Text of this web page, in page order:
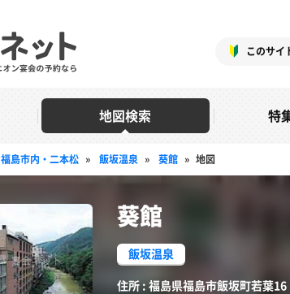
このサイ
地図検索 特
福島市内・二本松 » 飯坂温泉 » 葵館 » 地図
葵館
飯坂温泉
住所 : 福島県福島市飯坂町若葉16